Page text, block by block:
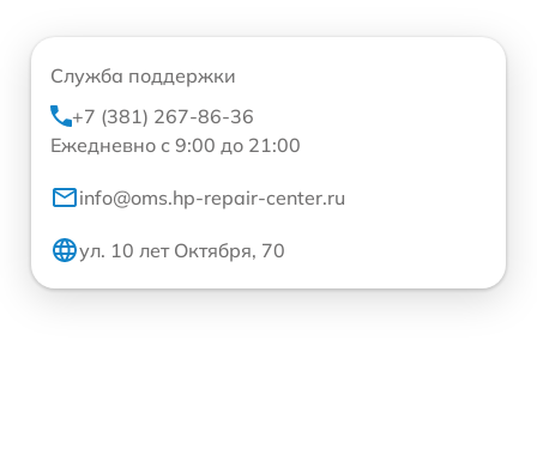
Служба поддержки
+7 (381) 267-86-36
Ежедневно с 9:00 до 21:00
info@oms.hp-repair-center.ru
ул. 10 лет Октября, 70